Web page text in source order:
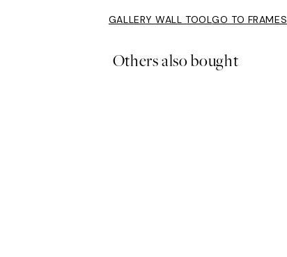
GALLERY WALL TOOLGO TO FRAMES
Others also bought